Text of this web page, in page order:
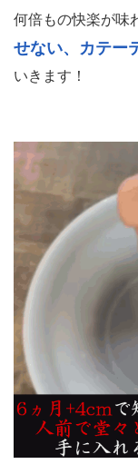
何倍もの快楽が味
せない、カテー
いきます！